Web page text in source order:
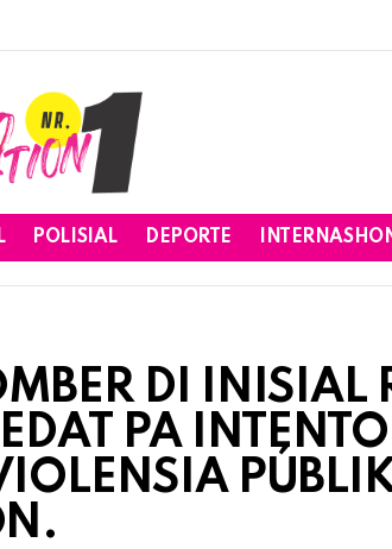
POLISIAL DEPORTE
DI INISIAL
PA INTENTO